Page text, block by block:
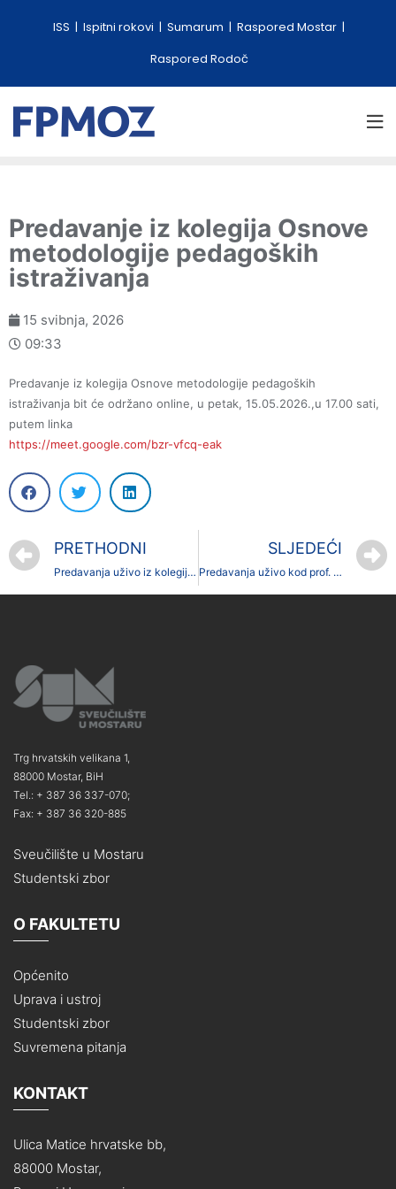
ISS Ispitni rokovi Sumarum
Raspored Mostar
Raspored Rodoč
Predavanje iz kolegija Osnove
metodologije pedagoških
istraživanja
15 svibnja, 2026
09:33
Predavanje iz kolegija Osnove metodologije pedagoških
istraživanja bit će održano online, u petak, 15.05.2026.,u 17.00 sati,
putem linka
https://meet.google.com/bzr-vfcq-eak
PRETHODNI
Predavanja uživo iz kolegija Zaštita okoliša kod prof. Dragana Škobića
SLJEDEĆI
Predavanja uživo kod prof. Anite Imre
Trg hrvatskih velikana 1,
88000 Mostar, BiH
Tel.: + 387 36 337-070;
Fax: + 387 36 320-885
Sveučilište u Mostaru
Studentski zbor
O FAKULTETU
Općenito
Uprava i ustroj
Studentski zbor
Suvremena pitanja
KONTAKT
Ulica Matice hrvatske bb,
88000 Mostar,